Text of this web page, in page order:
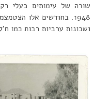
שורה של עימותים בעלי
1948. בחודשים אלו
ושכונות ערביות רבות כמו